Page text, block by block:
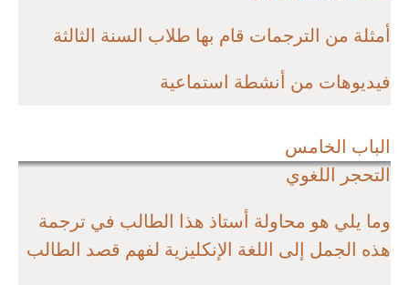
أمثلة من الترجمات قام بها طلاب السنة الثالثة
فيديوهات من أنشطة استماعية
الباب الخامس
التحجر اللغوي
وما يلي هو محاولة أستاذ هذا الطالب في ترجمة
هذه الجمل إلى اللغة الإنكليزية لفهم قصد الطالب